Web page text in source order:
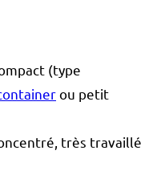
(type
ou petit
très travaillé